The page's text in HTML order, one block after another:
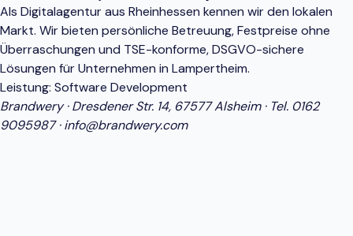
Als Digitalagentur aus Rheinhessen kennen wir den lokalen
Markt. Wir bieten persönliche Betreuung, Festpreise ohne
Überraschungen und TSE-konforme, DSGVO-sichere
Lösungen für Unternehmen in Lampertheim.
Leistung: Software Development
Brandwery · Dresdener Str. 14, 67577 Alsheim · Tel. 0162
9095987·info@brandwery.com